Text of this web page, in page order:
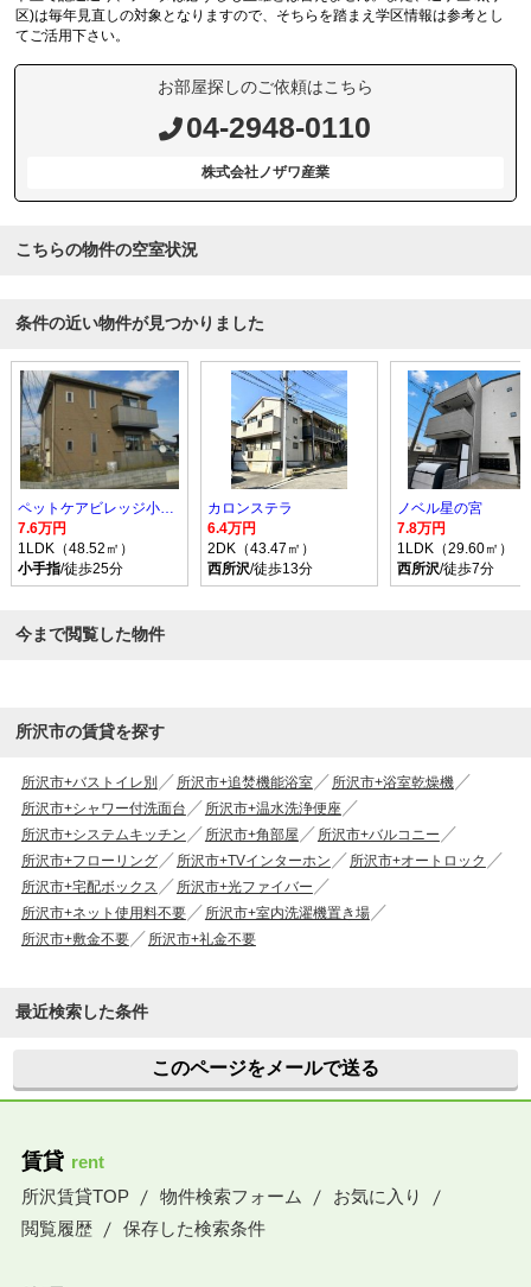
区)は毎年見直しの対象となりますので、そちらを踏まえ学区情報は参考とし
てご活用下さい。
お部屋探しのご依頼はこちら
04-2948-0110
株式会社ノザワ産業
こちらの物件の空室状況
条件の近い物件が見つかりました
ペットケアビレッジ小手指南Ｈ
7.6万円
1LDK（48.52㎡）
小手指/徒歩25分
カロンステラ
6.4万円
2DK（43.47㎡）
西所沢/徒歩13分
ノベル星の宮
7.8万円
1LDK（29.60㎡）
西所沢/徒歩7分
今まで閲覧した物件
所沢市の賃貸を探す
所沢市+バストイレ別 所沢市+追焚機能浴室
所沢市+浴室乾燥機
所沢市+シャワー付洗面台
所沢市+温水洗浄便座
所沢市+システムキッチン
所沢市+角部屋
所沢市+バルコニー
所沢市+フローリング
所沢市+TVインターホン
所沢市+オートロック
所沢市+宅配ボックス
所沢市+光ファイバー
所沢市+ネット使用料不要
所沢市+室内洗濯機置き場
所沢市+敷金不要
所沢市+礼金不要
最近検索した条件
このページをメールで送る
賃貸 rent
所沢賃貸TOP
物件検索フォーム
お気に入り
閲覧履歴
保存した検索条件